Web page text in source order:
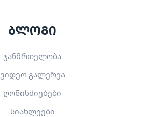
ბლოგი
ჯანმრთელობა
ვიდეო გალერეა
ღონისძიებები
სიახლეები